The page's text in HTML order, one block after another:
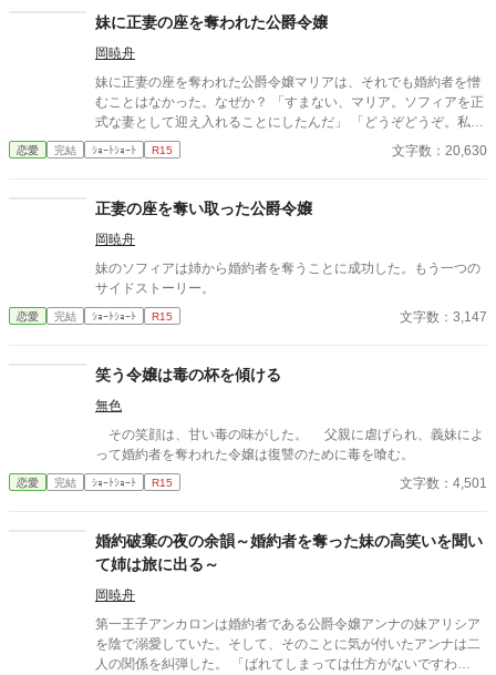
妹に正妻の座を奪われた公爵令嬢
岡暁舟
妹に正妻の座を奪われた公爵令嬢マリアは、それでも婚約者を憎
むことはなかった。なぜか？ 「すまない、マリア。ソフィアを正
式な妻として迎え入れることにしたんだ」 「どうぞどうぞ。私は
何も気にしませんから……」 マリアは妹のソフィアを祝福した。
だが当然、不気味な未来の陰が少しずつ歩み寄っていた。
恋愛 完結 ｼｮｰﾄｼｮｰﾄ R15 文字数：20,630
正妻の座を奪い取った公爵令嬢
岡暁舟
妹のソフィアは姉から婚約者を奪うことに成功した。もう一つの
サイドストーリー。
恋愛 完結 ｼｮｰﾄｼｮｰﾄ R15 文字数：3,147
笑う令嬢は毒の杯を傾ける
無色
その笑顔は、甘い毒の味がした。 父親に虐げられ、義妹によ
って婚約者を奪われた令嬢は復讐のために毒を喰む。
恋愛 完結 ｼｮｰﾄｼｮｰﾄ R15 文字数：4,501
婚約破棄の夜の余韻～婚約者を奪った妹の高笑いを聞い
て姉は旅に出る～
岡暁舟
第一王子アンカロンは婚約者である公爵令嬢アンナの妹アリシア
を陰で溺愛していた。そして、そのことに気が付いたアンナは二
人の関係を糾弾した。 「ばれてしまっては仕方がないですわ